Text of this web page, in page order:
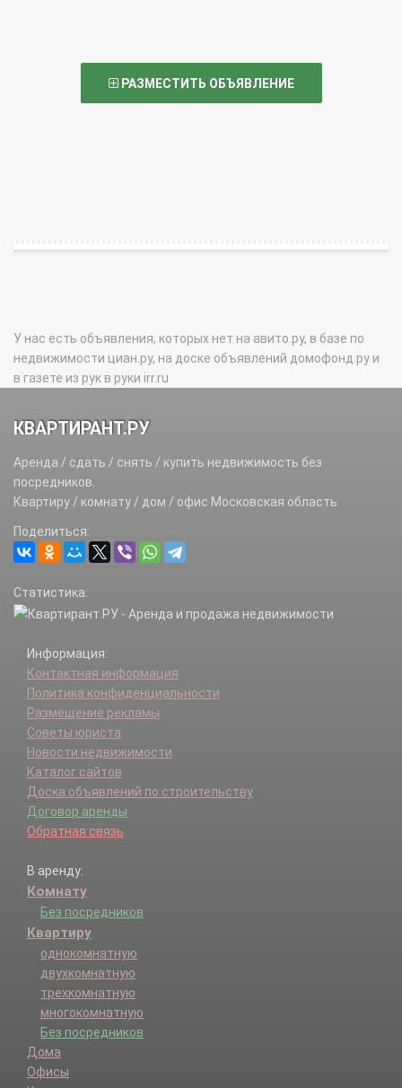
РАЗМЕСТИТЬ ОБЪЯВЛЕНИЕ
У нас есть объявления, которых нет на авито.ру, в базе по
недвижимости циан.ру, на доске объявлений домофонд.ру и
в газете из рук в руки irr.ru
КВАРТИРАНТ.РУ
Аренда / сдать / снять / купить недвижимость без
посредников.
Квартиру / комнату / дом / офис Московская область
Поделиться:
Статистика:
Информация:
Контактная информация
Политика конфиденциальности
Размещение рекламы
Советы юриста
Новости недвижимости
Каталог сайтов
Доска объявлений по строительству
Договор аренды
Обратная связь
В аренду:
Комнату
Без посредников
Квартиру
однокомнатную
двухкомнатную
трехкомнатную
многокомнатную
Без посредников
Дома
Офисы